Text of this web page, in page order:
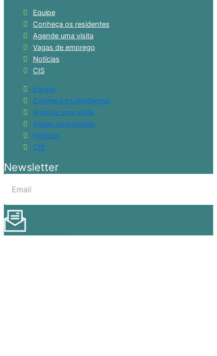
Equipe
Conheça os residentes
Agende uma visita
Vagas de emprego
Notícias
CIS
Equipe
Conheça os residentes
Agende uma visita
Vagas de emprego
Notícias
CIS
Newsletter